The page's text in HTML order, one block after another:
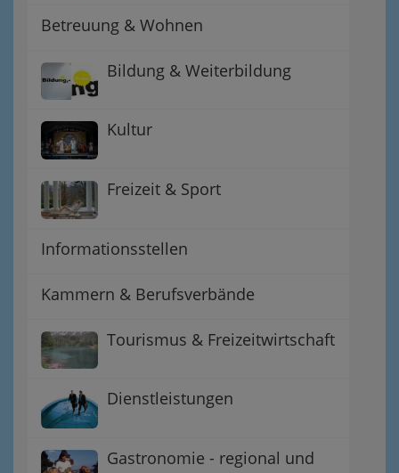
Betreuung & Wohnen
Bildung & Weiterbildung
Kultur
Freizeit & Sport
Informationsstellen
Kammern & Berufsverbände
Tourismus & Freizeitwirtschaft
Dienstleistungen
Gastronomie - regional und